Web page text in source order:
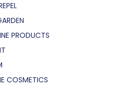
PRODUCTS
COSMETICS